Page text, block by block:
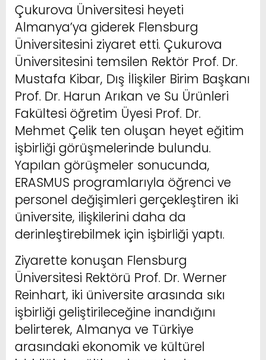
Çukurova Üniversitesi heyeti
Almanya’ya giderek Flensburg
Üniversitesini ziyaret etti. Çukurova
Üniversitesini temsilen Rektör Prof. Dr.
Mustafa Kibar, Dış İlişkiler Birim Başkanı
Prof. Dr. Harun Arıkan ve Su Ürünleri
Fakültesi öğretim Üyesi Prof. Dr.
Mehmet Çelik ten oluşan heyet eğitim
işbirliği görüşmelerinde bulundu.
Yapılan görüşmeler sonucunda,
ERASMUS programlarıyla öğrenci ve
personel değişimleri gerçekleştiren iki
üniversite, ilişkilerini daha da
derinleştirebilmek için işbirliği yaptı.
Ziyarette konuşan Flensburg
Üniversitesi Rektörü Prof. Dr. Werner
Reinhart, iki üniversite arasında sıkı
işbirliği geliştirileceğine inandığını
belirterek, Almanya ve Türkiye
arasındaki ekonomik ve kültürel